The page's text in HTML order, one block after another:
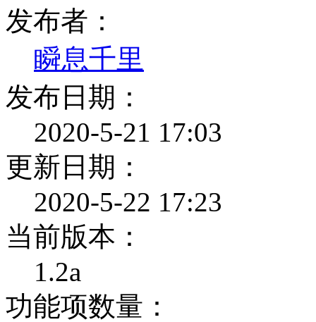
发布者：
瞬息千里
发布日期：
2020-5-21 17:03
更新日期：
2020-5-22 17:23
当前版本：
1.2a
功能项数量：